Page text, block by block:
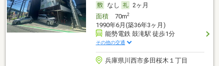
なし
2ヶ月
面積70m2
1990年6月(築36年3ヶ月)
能勢電鉄 鼓滝駅 徒歩1分
その他の交通
兵庫県川西市多田桜木１丁目